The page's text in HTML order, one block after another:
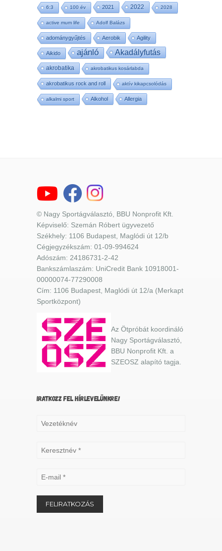
6:3 100 év 2021 2022 2028
active mum life Adolf Balázs
adománygyűjtés Aerobik Agility
Aikido ajánló Akadályfutás
akrobatika akrobatikus kosárlabda
akrobatikus rock and roll aktív kikapcsolódás
alkalmi sport Alkohol Allergia
© Nagy Sportágválasztó, BBU Nonprofit Kft.
Képviselő: Szemán Róbert ügyvezető
Székhely: 1106 Budapest, Maglódi út 12/b
Cégjegyzékszám: 01-09-994624
Adószám: 24186731-2-42
Bankszámlaszám: UniCredit Bank 10918001-
00000074-77290008
Cím: 1106 Budapest, Maglódi út 12/a (Merkapt
Sportközpont)
Az Ötpróbát koordináló
Nagy Sportágválasztó,
BBU Nonprofit Kft. a
SZEOSZ alapító tagja.
IRATKOZZ FEL HÍRLEVELÜNKRE!